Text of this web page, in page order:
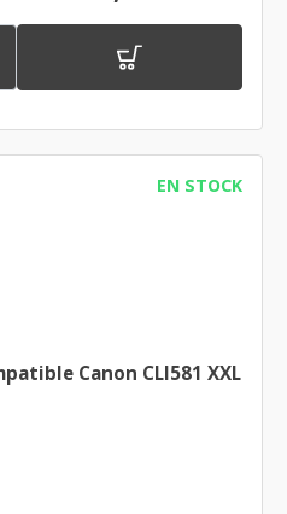
EN STOCK
Canon CLI581 XXL